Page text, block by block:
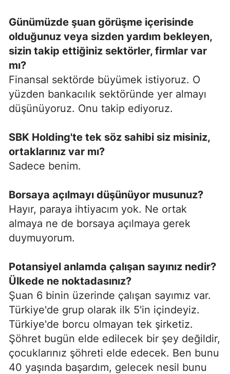
Günümüzde şuan görüşme içerisinde
olduğunuz veya sizden yardım bekleyen,
sizin takip ettiğiniz sektörler, firmlar var
mı?
Finansal sektörde büyümek istiyoruz. O
yüzden bankacılık sektöründe yer almayı
düşünüyoruz. Onu takip ediyoruz.
SBK Holding'te tek söz sahibi siz misiniz,
ortaklarınız var mı?
Sadece benim.
Borsaya açılmayı düşünüyor musunuz?
Hayır, paraya ihtiyacım yok. Ne ortak
almaya ne de borsaya açılmaya gerek
duymuyorum.
Potansiyel anlamda çalışan sayınız nedir?
Ülkede ne noktadasınız?
Şuan 6 binin üzerinde çalışan sayımız var.
Türkiye'de grup olarak ilk 5'in içindeyiz.
Türkiye'de borcu olmayan tek şirketiz.
Şöhret bugün elde edilecek bir şey değildir,
çocuklarınız şöhreti elde edecek. Ben bunu
40 yaşında başardım, gelecek nesil bunu